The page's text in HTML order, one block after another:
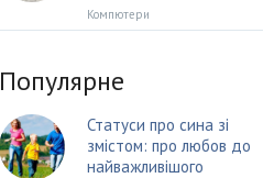
Компютери
Популярне
Статуси про сина зі
змістом: про любов до
найважливішого